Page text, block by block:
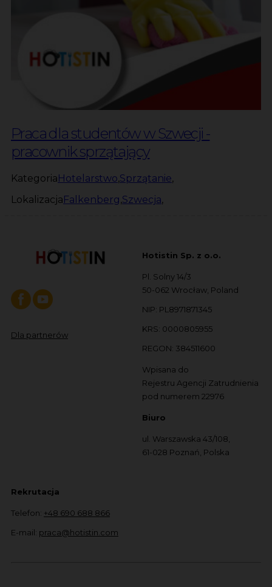
Praca dla studentów w Szwecji -
pracownik sprzątający
Kategoria Hotelarstwo,Sprzątanie,
Lokalizacja Falkenberg,Szwecja,
Dla partnerów
Hotistin Sp. z o.o.
Pl. Solny 14/3
50-062 Wrocław, Poland
NIP: PL8971871345
KRS: 0000805955
REGON: 384511600
Wpisana do
Rejestru Agencji Zatrudnienia
pod numerem 22976
Biuro
ul. Warszawska 43/108,
61-028 Poznań, Polska
Rekrutacja
Telefon: +48 690 688 866
E-mail: praca@hotistin.com